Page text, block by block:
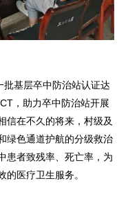
基层卒中防治站认证达
，助力卒中防治站开展
信在不久的将来，村级及
绿色通道护航的分级救治
患者致残率、死亡率，为
的医疗卫生服务。